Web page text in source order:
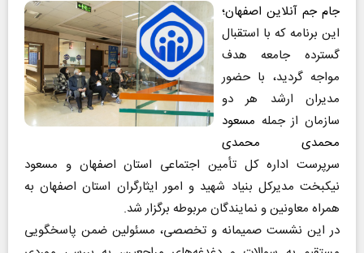
جام جم آنلاین اصفهان؛
این برنامه که با استقبال
گسترده جامعه هدف
مواجه گردید، با حضور
مدیران ارشد هر دو
سازمان از جمله مسعود
محمدی محمدی
سرپرست اداره کل تأمین اجتماعی استان اصفهان و مسعود
نیکبخت مدیرکل بنیاد شهید و امور ایثارگران استان اصفهان به
همراه معاونین و نمایندگان مربوطه برگزار شد.
در این نشست صمیمانه و تخصصی، مسئولین ضمن پاسخگویی